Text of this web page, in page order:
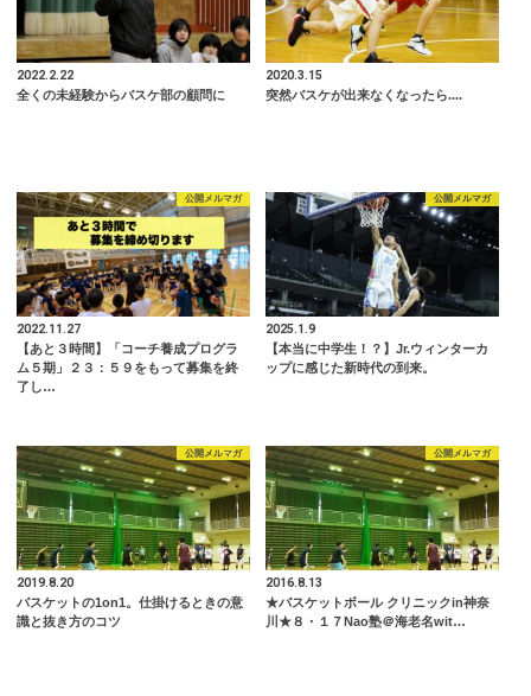
2022.2.22
全くの未経験からバスケ部の顧問に
2020.3.15
突然バスケが出来なくなったら....
公開メルマガ
2022.11.27
【あと３時間】「コーチ養成プログラ
ム５期」２３：５９をもって募集を終
了し…
公開メルマガ
2025.1.9
【本当に中学生！？】Jr.ウィンターカ
ップに感じた新時代の到来。
公開メルマガ
2019.8.20
バスケットの1on1。仕掛けるときの意
識と抜き方のコツ
公開メルマガ
2016.8.13
★バスケットボール クリニックin神奈
川★８・１７Nao塾＠海老名wit…